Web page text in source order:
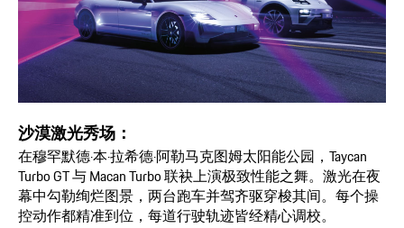
沙漠激光秀场：
在穆罕默德·本·拉希德·阿勒马克图姆太阳能公园，Taycan
Turbo GT 与 Macan Turbo 联袂上演极致性能之舞。激光在夜
幕中勾勒绚烂图景，两台跑车并驾齐驱穿梭其间。每个操
控动作都精准到位，每道行驶轨迹皆经精心调校。